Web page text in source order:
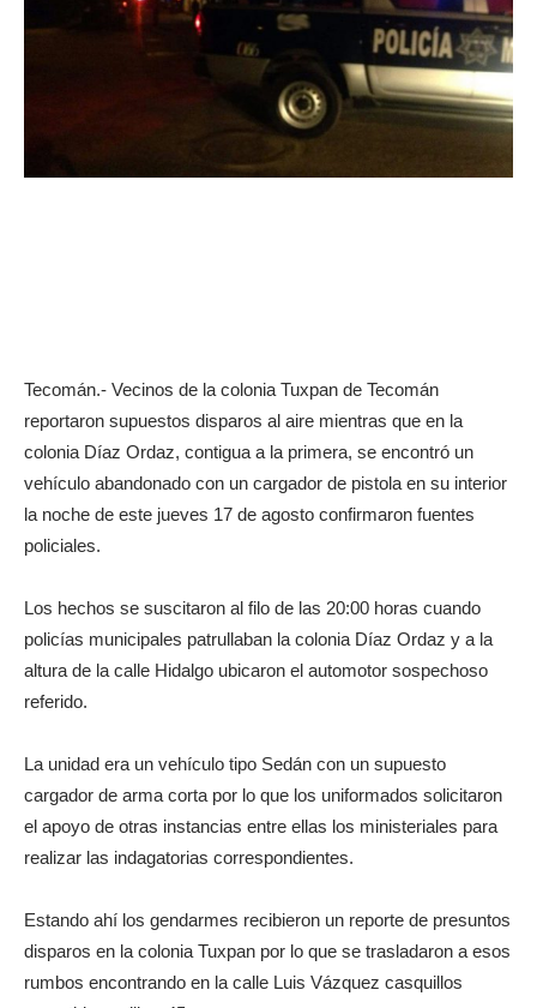
Tecomán.- Vecinos de la colonia Tuxpan de Tecomán
reportaron supuestos disparos al aire mientras que en la
colonia Díaz Ordaz, contigua a la primera, se encontró un
vehículo abandonado con un cargador de pistola en su interior
la noche de este jueves 17 de agosto confirmaron fuentes
policiales.
Los hechos se suscitaron al filo de las 20:00 horas cuando
policías municipales patrullaban la colonia Díaz Ordaz y a la
altura de la calle Hidalgo ubicaron el automotor sospechoso
referido.
La unidad era un vehículo tipo Sedán con un supuesto
cargador de arma corta por lo que los uniformados solicitaron
el apoyo de otras instancias entre ellas los ministeriales para
realizar las indagatorias correspondientes.
Estando ahí los gendarmes recibieron un reporte de presuntos
disparos en la colonia Tuxpan por lo que se trasladaron a esos
rumbos encontrando en la calle Luis Vázquez casquillos